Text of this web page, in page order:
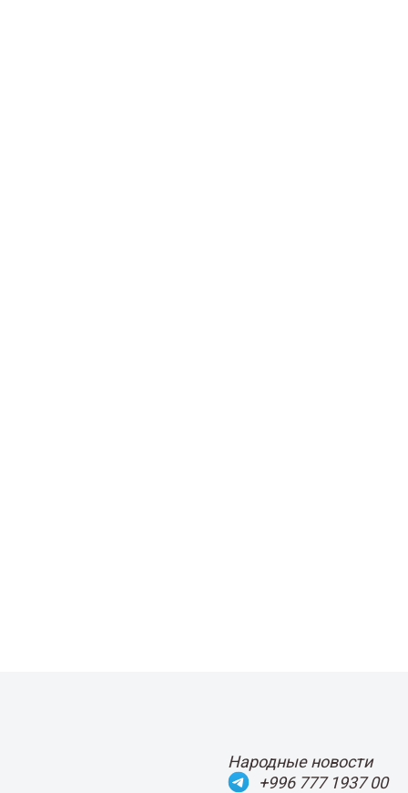
Народные новости
+996 777 1937 00